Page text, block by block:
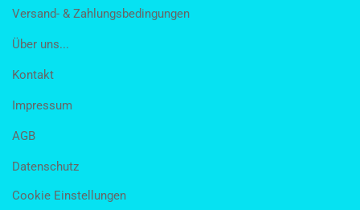
Versand- & Zahlungsbedingungen
Über uns...
Kontakt
Impressum
AGB
Datenschutz
Cookie Einstellungen